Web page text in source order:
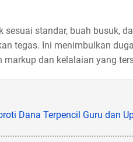
sesuai standar, buah busuk,
tegas. Ini menimbulkan
dan kelalaian yang
Dana Terpencil Guru dan